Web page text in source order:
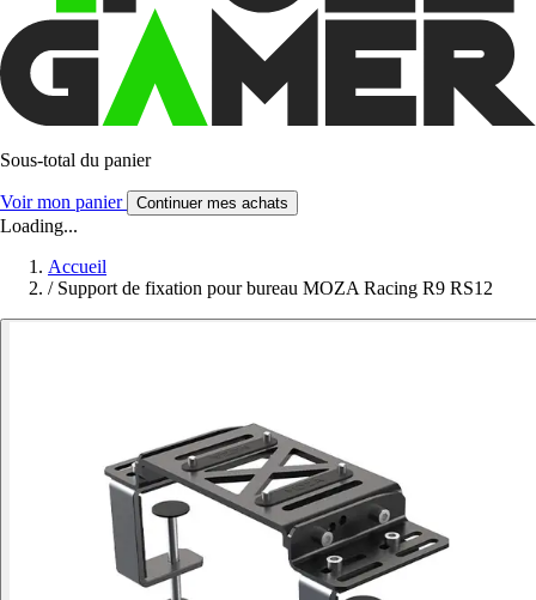
Sous-total du panier
Voir mon panier Continuer mes achats
Loading...
Accueil
/ Support de fixation pour bureau MOZA Racing R9 RS12